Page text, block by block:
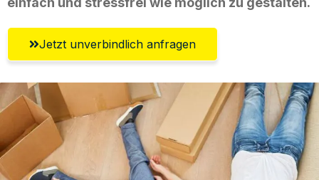
Jetzt unverbindlich anfragen